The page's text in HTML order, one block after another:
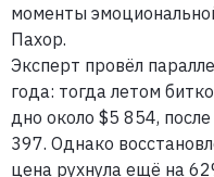
моменты
Пахор.
Эксперт провёл
года: тогда летом
дно около $5 854,
397. Однако
цена рухнула ещё на